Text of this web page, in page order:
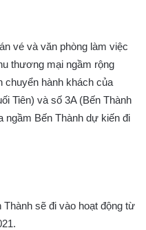
vé và văn phòng làm việc
thương mại ngầm rộng
chuyển hành khách của
Tiên) và số 3A (Bến Thành
ngầm Bến Thành dự kiến đi
sẽ đi vào hoạt động từ